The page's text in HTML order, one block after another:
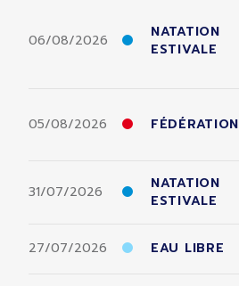
06/08/2026
NATATION
ESTIVALE
05/08/2026 FÉDÉRATION
31/07/2026
NATATION
ESTIVALE
27/07/2026 EAU LIBRE